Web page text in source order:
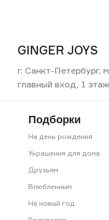
GINGER JOYS
г. Санкт-Петербург,
главный вход, 1
Подборки
На день рождения
Украшения для дома
Друзьям
Влюбленным
На новый год